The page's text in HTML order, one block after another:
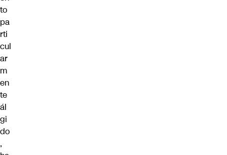
to
pa
rti
cul
ar
m
en
te
ál
gi
do
,